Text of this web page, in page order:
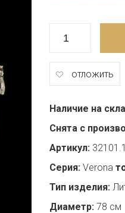
отложить
Наличие на
Снята с
Артикул:
Серия: Verona
Тип изделия:
Диаметр: 78 см